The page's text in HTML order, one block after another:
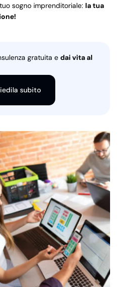
sogno imprenditoriale: la tua
gratuita e dai vita al
subito